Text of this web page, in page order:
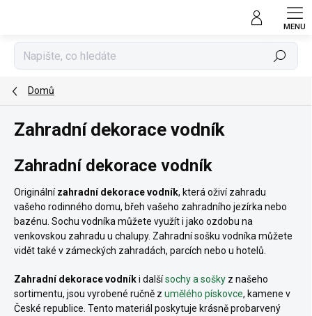
Hledat
Domů
Zahradní dekorace vodník
Zahradní dekorace vodník
Originálnízahradní dekorace vodník, která oživí zahradu
vašeho rodinného domu, břeh vašeho zahradního jezírka nebo
bazénu. Sochu vodníka můžete využít i jako ozdobu na
venkovskou zahradu u chalupy. Zahradní sošku vodníka můžete
vidět také v zámeckých zahradách, parcích nebo u hotelů.
Zahradní dekorace vodníki dalšísochy a sošky z našeho
sortimentu, jsou vyrobené ručně z umělého pískovce, kamene v
České republice. Tento materiál poskytuje krásně probarvený